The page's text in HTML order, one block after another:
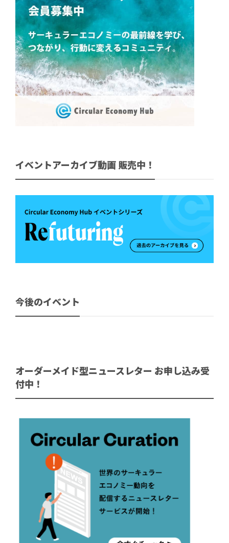
イベントアーカイブ動画 販売中！
今後のイベント
オーダーメイド型ニュースレター お申し込み受
付中！